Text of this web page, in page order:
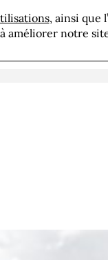
, ainsi que
améliorer notre
Recrutement